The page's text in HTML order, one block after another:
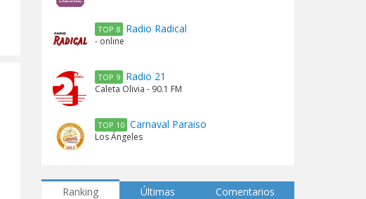
TOP 8 Radio Radical
- online
TOP 9 Radio 21
Caleta Olivia - 90.1 FM
TOP 10 Carnaval Paraiso
Los Ángeles
Ranking Últimas Comentarios